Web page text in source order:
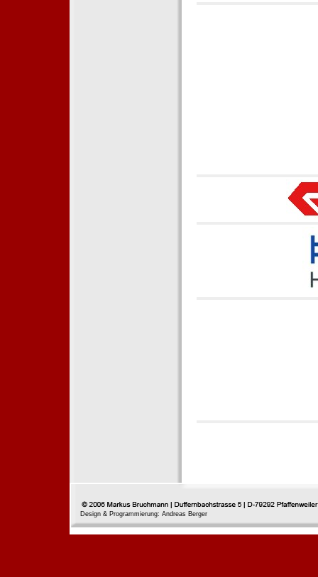
Design & Programmierung: Andreas Berger